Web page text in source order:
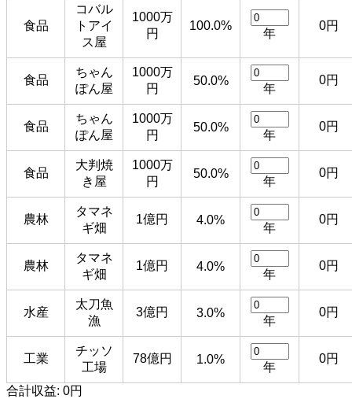
食品
コバル
トアイ
ス屋
1000万
円
100.0%
年
0円
食品
ちゃん
ぽん屋
1000万
円
50.0%
年
0円
食品
ちゃん
ぽん屋
1000万
円
50.0%
年
0円
食品
大判焼
き屋
1000万
円
50.0%
年
0円
農林
タマネ
ギ畑
1億円 4.0%
年
0円
農林
タマネ
ギ畑
1億円 4.0%
年
0円
水産
太刀魚
漁
3億円 3.0%
年
0円
工業
チッソ
工場
78億円 1.0%
年
0円
合計収益: 0円